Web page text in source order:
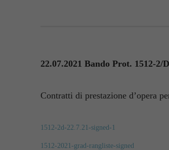
22.07.2021 Bando Prot. 1512-2/
Contratti di prestazione d’opera
1512-2d-22.7.21-signed-1
1512-2021-grad-rangliste-signed